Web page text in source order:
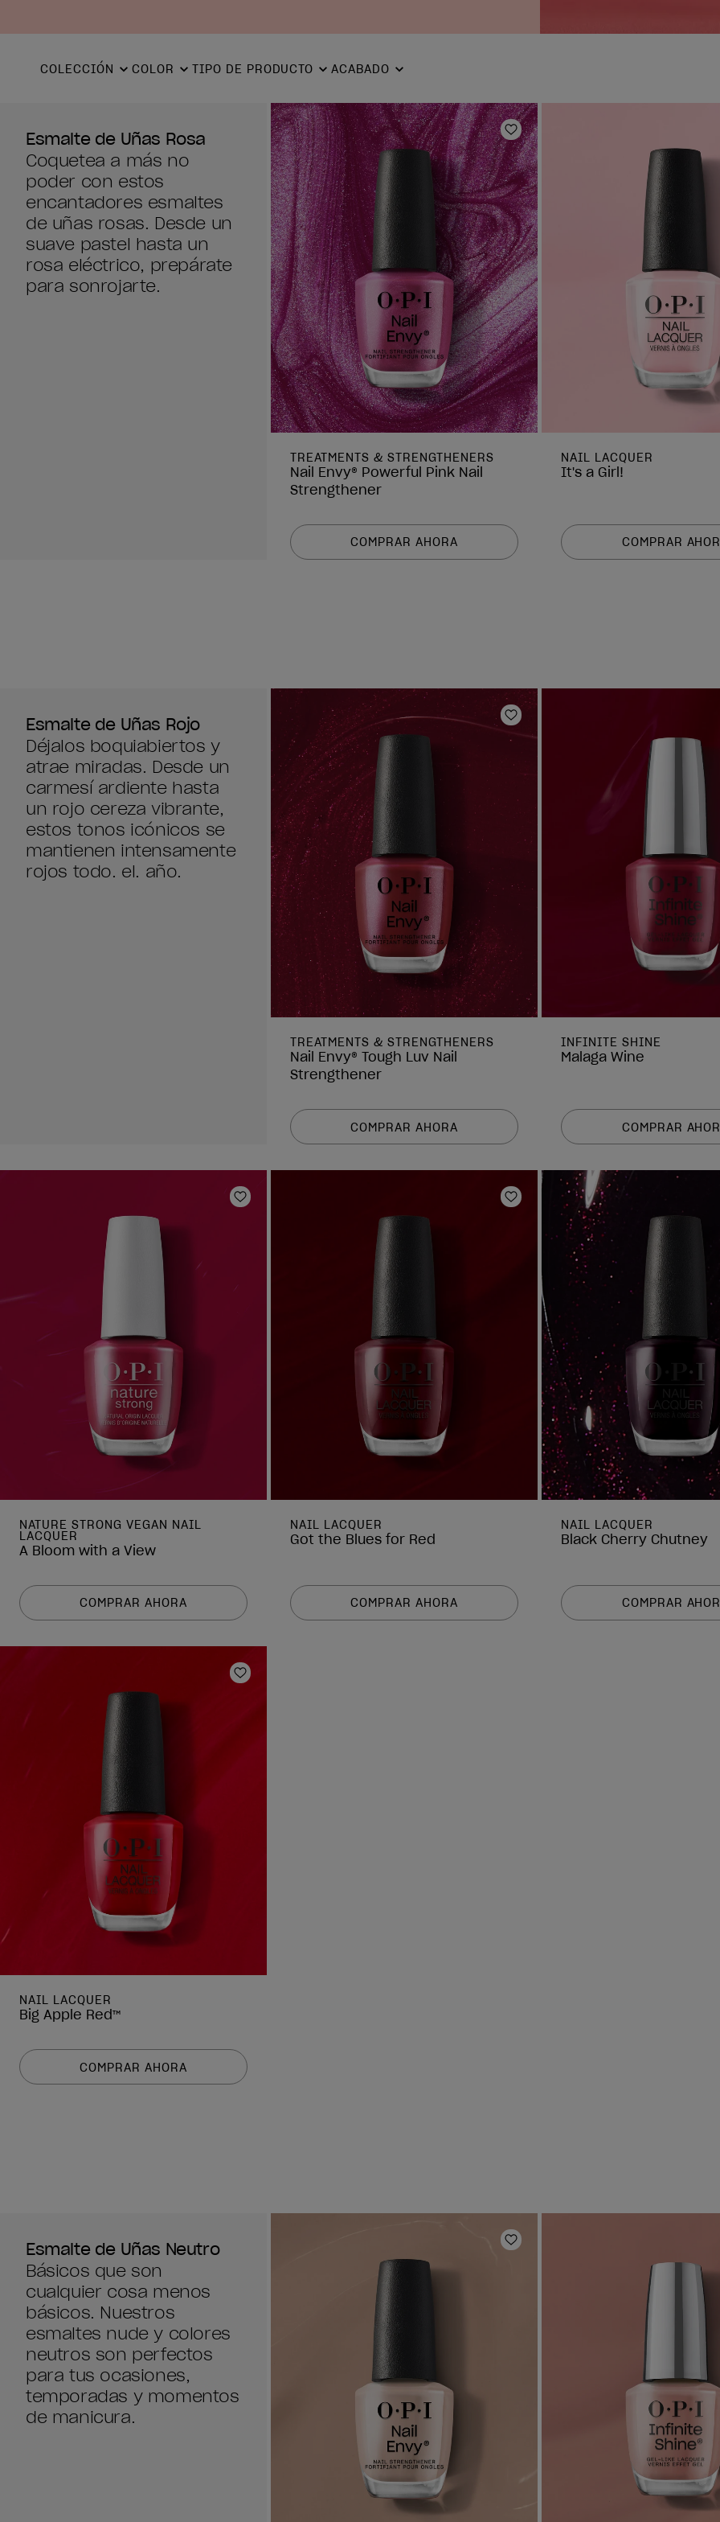
COLECCIÓN COLOR TIPO DE PRODUCTO ACABADO
Esmalte de Uñas Rosa
Coquetea a más no
poder con estos
encantadores esmaltes
de uñas rosas. Desde un
suave pastel hasta un
rosa eléctrico, prepárate
para sonrojarte.
Añadir a la lista de deseos
TREATMENTS & STRENGTHENERS
Nail Envy® Powerful Pink Nail
Strengthener
COMPRAR AHORA
NAIL LACQUER
It's a Girl!
COMPRAR
Esmalte de Uñas Rojo
Déjalos boquiabiertos y
atrae miradas. Desde un
carmesí ardiente hasta
un rojo cereza vibrante,
estos tonos icónicos se
mantienen intensamente
rojos todo. el. año.
Añadir a la lista de deseos
TREATMENTS & STRENGTHENERS
Nail Envy® Tough Luv Nail
Strengthener
COMPRAR AHORA
INFINITE SHINE
Malaga Wine
COMPRAR
Añadir a la lista de deseos
NATURE STRONG VEGAN NAIL
LACQUER
A Bloom with a View
COMPRAR AHORA
Añadir a la lista de deseos
NAIL LACQUER
Got the Blues for Red
COMPRAR AHORA
NAIL LACQUER
Black Cherry Chutney
COMPRAR
Añadir a la lista de deseos
NAIL LACQUER
Big Apple Red™
COMPRAR AHORA
Esmalte de Uñas Neutro
Básicos que son
cualquier cosa menos
básicos. Nuestros
esmaltes nude y colores
neutros son perfectos
para tus ocasiones,
temporadas y momentos
de manicura.
Añadir a la lista de deseos